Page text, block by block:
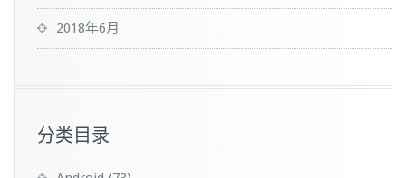
2018年6月
分类目录